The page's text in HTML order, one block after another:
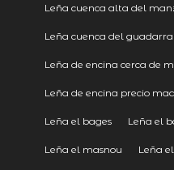
Leña cuenca alta del
Leña cuenca del
Leña de encina cerca de
Leña de encina precio
Leña el bages Leña el
Leña el masnou Leña